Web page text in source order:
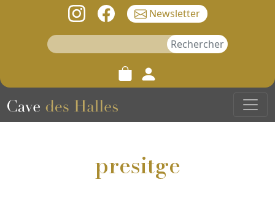
Newsletter
Rechercher :
presitge